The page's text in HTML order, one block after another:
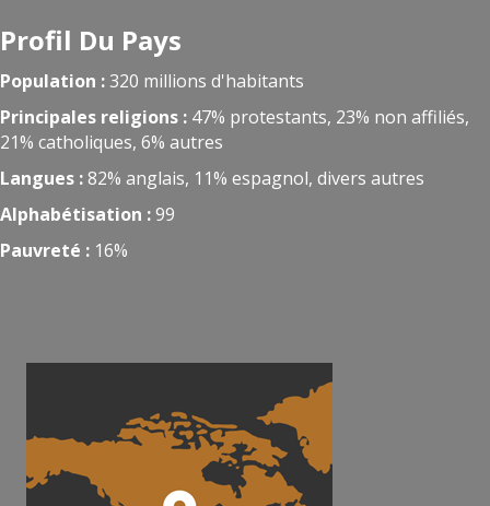
Profil Du Pays
Population :320 millions d'habitants
Principales religions : 47% protestants, 23% non affiliés,
21% catholiques, 6% autres
Langues :82% anglais, 11% espagnol, divers autres
Alphabétisation :99
Pauvreté : 16%